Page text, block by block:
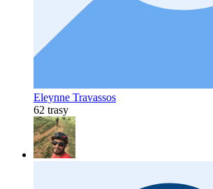
Eleynne Travassos
62 trasy